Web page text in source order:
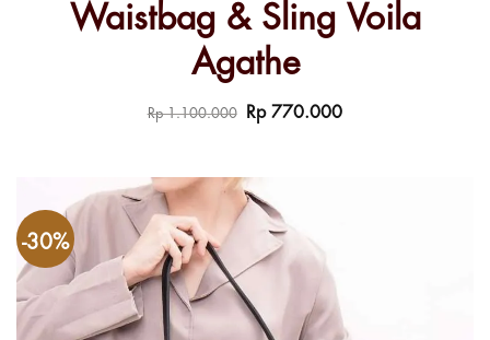
Waistbag & Sling Voila
Agathe
Rp1.100.000
Harga
aslinya
Rp770.000Harga
-30%